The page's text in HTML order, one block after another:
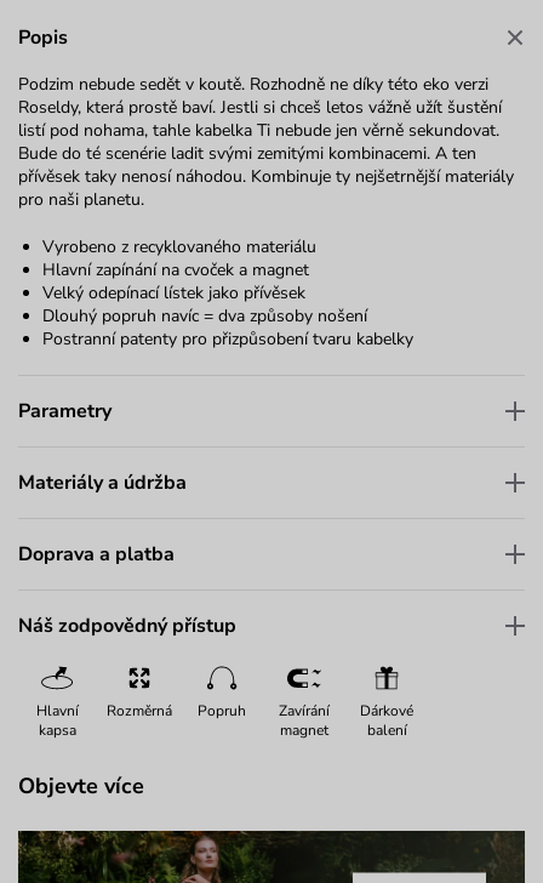
Popis
Podzim nebude sedět v koutě. Rozhodně ne díky této eko verzi
Roseldy, která prostě baví. Jestli si chceš letos vážně užít šustění
listí pod nohama, tahle kabelka Ti nebude jen věrně sekundovat.
Bude do té scenérie ladit svými zemitými kombinacemi. A ten
přívěsek taky nenosí náhodou. Kombinuje ty nejšetrnější materiály
pro naši planetu.
Vyrobeno z recyklovaného materiálu
Hlavní zapínání na cvoček a magnet
Velký odepínací lístek jako přívěsek
Dlouhý popruh navíc = dva způsoby nošení
Postranní patenty pro přizpůsobení tvaru kabelky
Parametry
Materiály a údržba
Doprava a platba
Náš zodpovědný přístup
Hlavní
kapsa
Rozměrná Popruh
Zavírání
magnet
Dárkové
balení
Objevte více